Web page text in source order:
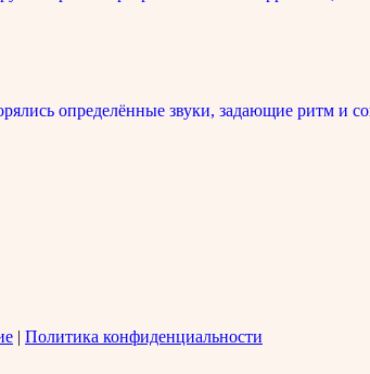
определённые звуки, задающие ритм и
| Политика конфиденциальности